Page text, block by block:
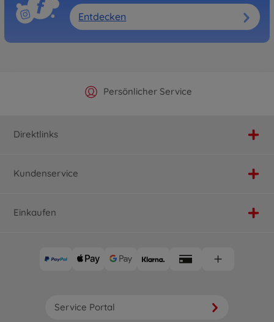
Entdecken
Offizieller Hersteller Shop
Persönlicher Service
Versandkostenfrei ab 25€
Schnelle Lieferung
Direktlinks
Kundenservice
Einkaufen
Service Portal